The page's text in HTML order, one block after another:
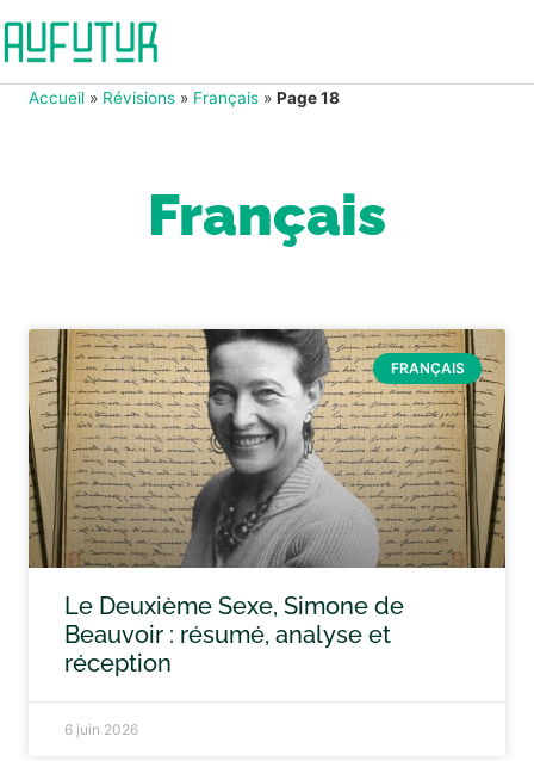
Accueil » Révisions » Français » Page 18
Français
FRANÇAIS
Le Deuxième Sexe, Simone de
Beauvoir : résumé, analyse et
réception
6 juin 2026